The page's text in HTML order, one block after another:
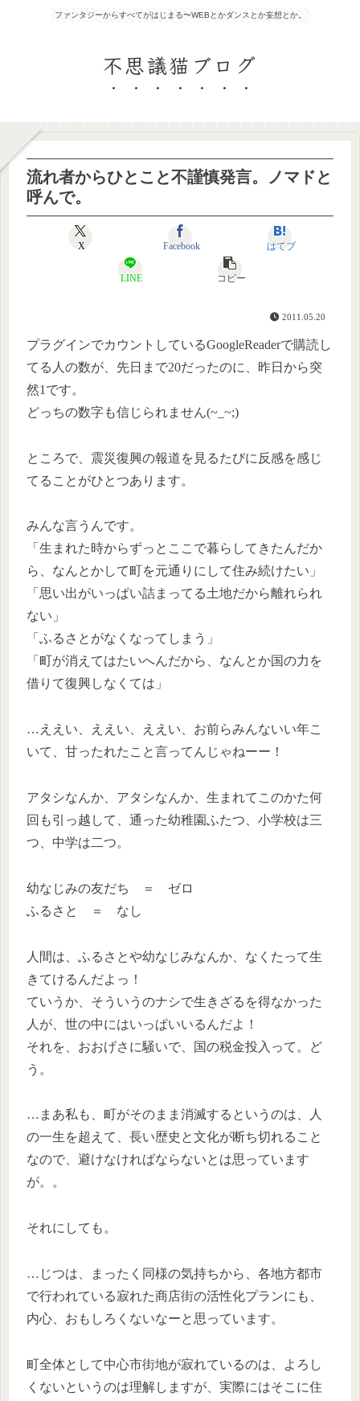
ファンタジーからすべてがはじまる〜WEBとかダンスとか妄想とか。
不思議猫ブログ
流れ者からひとこと不謹慎発言。ノマドと
呼んで。
X Facebook はてブ
LINE コピー
2011.05.20
プラグインでカウントしているGoogleReaderで購読し
てる人の数が、先日まで20だったのに、昨日から突
然1です。
どっちの数字も信じられません(~_~;)
ところで、震災復興の報道を見るたびに反感を感じ
てることがひとつあります。
みんな言うんです。
「生まれた時からずっとここで暮らしてきたんだか
ら、なんとかして町を元通りにして住み続けたい」
「思い出がいっぱい詰まってる土地だから離れられ
ない」
「ふるさとがなくなってしまう」
「町が消えてはたいへんだから、なんとか国の力を
借りて復興しなくては」
…ええい、ええい、ええい、お前らみんないい年こ
いて、甘ったれたこと言ってんじゃねーー！
アタシなんか、アタシなんか、生まれてこのかた何
回も引っ越して、通った幼稚園ふたつ、小学校は三
つ、中学は二つ。
幼なじみの友だち ＝ ゼロ
ふるさと ＝ なし
人間は、ふるさとや幼なじみなんか、なくたって生
きてけるんだよっ！
ていうか、そういうのナシで生きざるを得なかった
人が、世の中にはいっぱいいるんだよ！
それを、おおげさに騒いで、国の税金投入って。ど
う。
…まあ私も、町がそのまま消滅するというのは、人
の一生を超えて、長い歴史と文化が断ち切れること
なので、避けなければならないとは思っています
が。。
それにしても。
…じつは、まったく同様の気持ちから、各地方都市
で行われている寂れた商店街の活性化プランにも、
内心、おもしろくないなーと思っています。
町全体として中心市街地が寂れているのは、よろし
くないというのは理解しますが、実際にはそこに住